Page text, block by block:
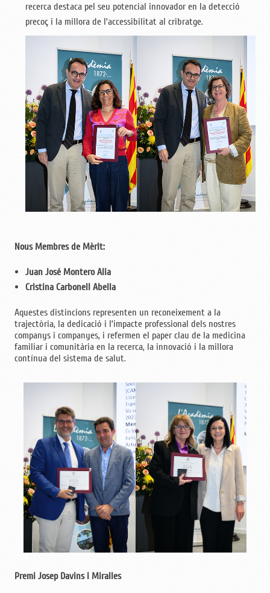
recerca destaca pel seu potencial innovador en la detecció
precoç i la millora de l’accessibilitat al cribratge.
Nous Membres de Mèrit:
Juan José Montero Alia
Cristina Carbonell Abella
Aquestes distincions representen un reconeixement a la
trajectòria, la dedicació i l’impacte professional dels nostres
companys i companyes, i refermen el paper clau de la medicina
familiar i comunitària en la recerca, la innovació i la millora
contínua del sistema de salut.
Premi Josep Davins i Miralles